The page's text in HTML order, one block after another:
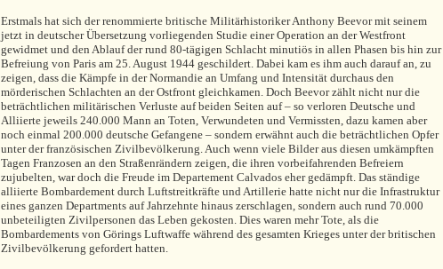
Erstmals hat sich der renommierte britische Militärhistoriker Anthony Beevor mit seinem
jetzt in deutscher Übersetzung vorliegenden Studie einer Operation an der Westfront
gewidmet und den Ablauf der rund 80-tägigen Schlacht minutiös in allen Phasen bis hin zur
Befreiung von Paris am 25. August 1944 geschildert. Dabei kam es ihm auch darauf an, zu
zeigen, dass die Kämpfe in der Normandie an Umfang und Intensität durchaus den
mörderischen Schlachten an der Ostfront gleichkamen. Doch Beevor zählt nicht nur die
beträchtlichen militärischen Verluste auf beiden Seiten auf – so verloren Deutsche und
Alliierte jeweils 240.000 Mann an Toten, Verwundeten und Vermissten, dazu kamen aber
noch einmal 200.000 deutsche Gefangene – sondern erwähnt auch die beträchtlichen Opfer
unter der französischen Zivilbevölkerung. Auch wenn viele Bilder aus diesen umkämpften
Tagen Franzosen an den Straßenrändern zeigen, die ihren vorbeifahrenden Befreiern
zujubelten, war doch die Freude im Departement Calvados eher gedämpft. Das ständige
alliierte Bombardement durch Luftstreitkräfte und Artillerie hatte nicht nur die Infrastruktur
eines ganzen Departments auf Jahrzehnte hinaus zerschlagen, sondern auch rund 70.000
unbeteiligten Zivilpersonen das Leben gekosten. Dies waren mehr Tote, als die
Bombardements von Görings Luftwaffe während des gesamten Krieges unter der britischen
Zivilbevölkerung gefordert hatten.